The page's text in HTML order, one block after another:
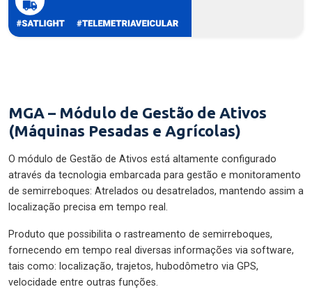
MGA – Módulo de Gestão de Ativos
(Máquinas Pesadas e Agrícolas)
O módulo de Gestão de Ativos está altamente configurado
através da tecnologia embarcada para gestão e monitoramento
de semirreboques: Atrelados ou desatrelados, mantendo assim a
localização precisa em tempo real.
Produto que possibilita o rastreamento de semirreboques,
fornecendo em tempo real diversas informações via software,
tais como: localização, trajetos, hubodômetro via GPS,
velocidade entre outras funções.